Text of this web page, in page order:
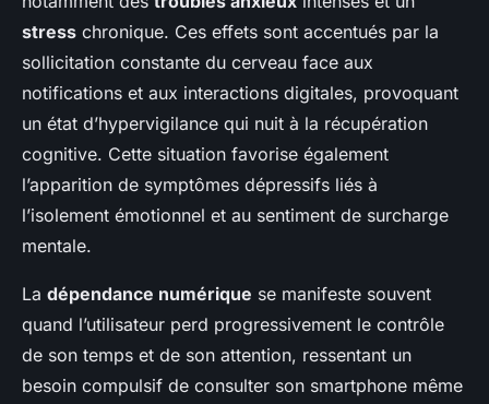
stress chronique. Ces effets sont accentués par la
sollicitation constante du cerveau face aux
notifications et aux interactions digitales, provoquant
un état d’hypervigilance qui nuit à la récupération
cognitive. Cette situation favorise également
l’apparition de symptômes dépressifs liés à
l’isolement émotionnel et au sentiment de surcharge
mentale.
La dépendance numérique se manifeste souvent
quand l’utilisateur perd progressivement le contrôle
de son temps et de son attention, ressentant un
besoin compulsif de consulter son smartphone même